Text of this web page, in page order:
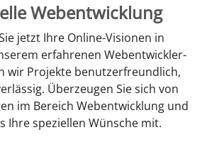
Webentwicklung
jetzt Ihre Online-Visionen in
erfahrenen Webentwickler-
wir Projekte benutzerfreundlich,
Überzeugen Sie sich von
im Bereich Webentwicklung und
Ihre speziellen Wünsche mit.